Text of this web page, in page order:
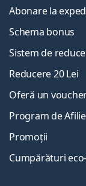
Abonare la
Schema bonus
Sistem de
Reducere 20 Lei
Oferă un
Program de
Promoții
Cumpărături